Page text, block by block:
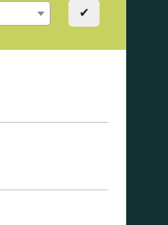
✔